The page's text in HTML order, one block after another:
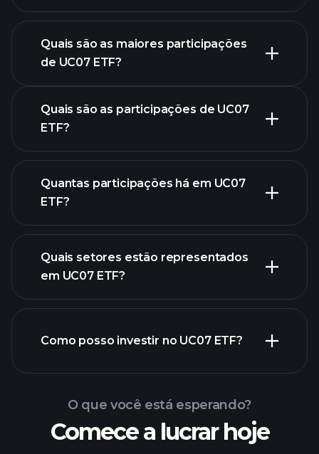
gráfico
avançado
Quais são as maiores participações
de UC07 ETF?
participações
Quais são as participações de UC07
ETF?
participações
Quantas participações há em UC07
ETF?
participações
Quais setores estão representados
em UC07 ETF?
Como posso investir no UC07 ETF?
O que você está esperando?
Comece a lucrar hoje